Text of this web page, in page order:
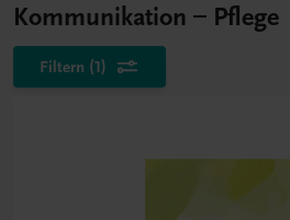
Kommunikation – Pflege
Filtern (1)